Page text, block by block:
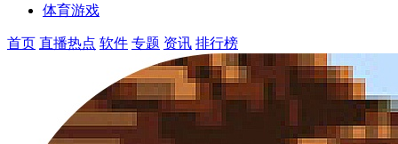
体育游戏
首页 直播热点 软件 专题 资讯 排行榜